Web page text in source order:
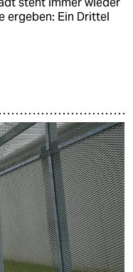
ergeben: Ein Drittel